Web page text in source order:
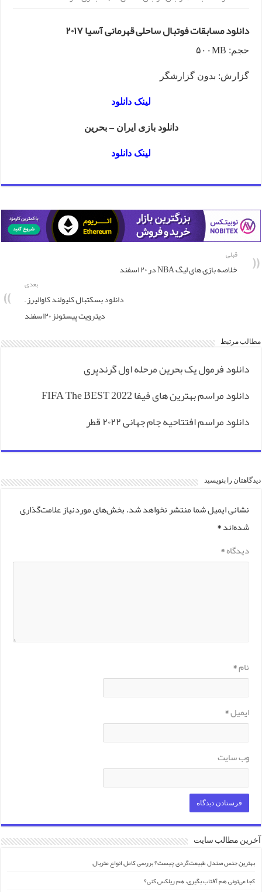
دانلود مسابقات فوتبال ساحلی قهرمانی آسیا ۲۰۱۷
حجم: ۵۰۰MB
گزارش: بدون گزارشگر
لینک دانلود
دانلود بازی ایران – بحرین
لینک دانلود
قبلی
خلاصه بازی های لیگ NBA در ۲۰ اسفند
بعدی
دانلود بسکتبال کلیولند کاوالیرز –
دیترویت پیستونز ۲۰اسفند
مطالب مرتبط
دانلود فرمول یک بحرین مرحله اول گرندپری
دانلود مراسم بهترین های فیفا FIFA The BEST 2022
دانلود مراسم افتتاحیه جام جهانی ۲۰۲۲ قطر
دیدگاهتان را بنویسید
نشانی ایمیل شما منتشر نخواهد شد.بخش‌های موردنیاز علامت‌گذاری
شده‌اند*
دیدگاه*
نام*
ایمیل*
وب‌ سایت
آخرین مطالب سایت
بهترین جنس صندل طبیعت‌گردی چیست؟ بررسی کامل انواع متریال
کجا می‌تونی هم آفتاب بگیری، هم ریلکس کنی؟